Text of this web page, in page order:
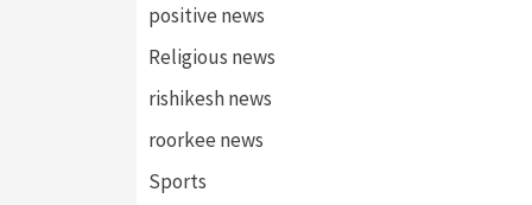
positive news
Religious news
rishikesh news
roorkee news
Sports